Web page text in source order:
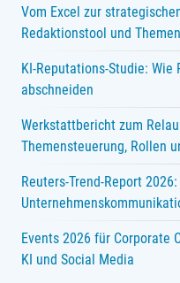
Vom Excel zur
Redaktionstool und
KI-Reputations-Studie: Wie
abschneiden
Werkstattbericht zum
Themensteuerung, Rollen
Reuters-Trend-Report
Events 2026 für Corporate
KI und Social Media